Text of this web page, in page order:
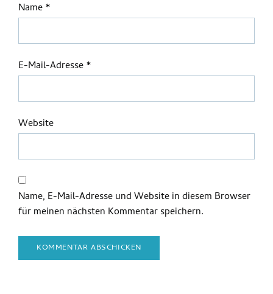
Name*
E-Mail-Adresse*
Website
Name, E-Mail-Adresse und Website in diesem Browser
für meinen nächsten Kommentar speichern.